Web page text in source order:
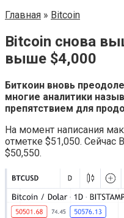
Главная » Bitcoin
Bitcoin снова
выше $4,000
Биткоин вновь
многие аналитики
препятствием для
На момент написания
отметке $51,050. Сейчас
$50,550.